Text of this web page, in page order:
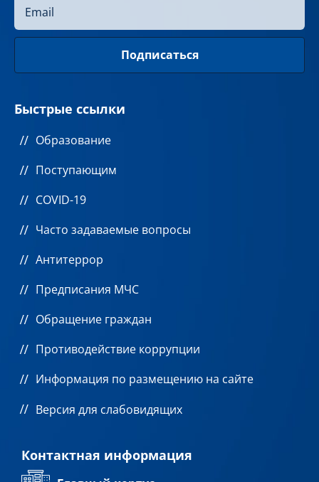
Быстрые ссылки
Образование
Поступающим
COVID-19
Часто задаваемые вопросы
Антитеррор
Предписания МЧС
Обращение граждан
Противодействие коррупции
Информация по размещению на сайте
Версия для слабовидящих
Контактная информация